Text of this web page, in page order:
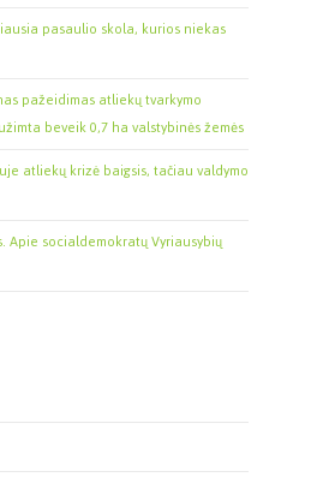
pasaulio skola, kurios niekas
pažeidimas atliekų tvarkymo
beveik 0,7 ha valstybinės žemės
atliekų krizė baigsis, tačiau valdymo
Apie socialdemokratų Vyriausybių